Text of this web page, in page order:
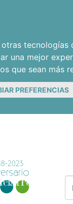
tecnologías
una mejor
que sean más
PREFERENCIAS